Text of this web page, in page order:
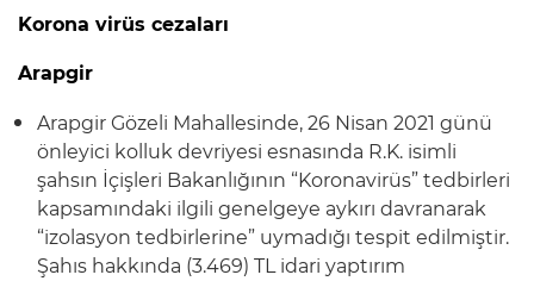
Korona virüs cezaları
Arapgir
Arapgir Gözeli Mahallesinde, 26 Nisan 2021 günü
önleyici kolluk devriyesi esnasında R.K. isimli
şahsın İçişleri Bakanlığının “Koronavirüs” tedbirleri
kapsamındaki ilgili genelgeye aykırı davranarak
“izolasyon tedbirlerine” uymadığı tespit edilmiştir.
Şahıs hakkında (3.469) TL idari yaptırım